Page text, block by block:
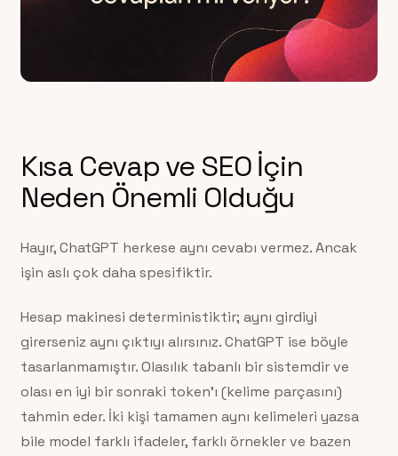
Kısa Cevap ve SEO İçin
Neden Önemli Olduğu
Hayır, ChatGPT herkese aynı cevabı vermez. Ancak
işin aslı çok daha spesifiktir.
Hesap makinesi deterministiktir; aynı girdiyi
girerseniz aynı çıktıyı alırsınız. ChatGPT ise böyle
tasarlanmamıştır. Olasılık tabanlı bir sistemdir ve
olası en iyi bir sonraki token’ı (kelime parçasını)
tahmin eder. İki kişi tamamen aynı kelimeleri yazsa
bile model farklı ifadeler, farklı örnekler ve bazen